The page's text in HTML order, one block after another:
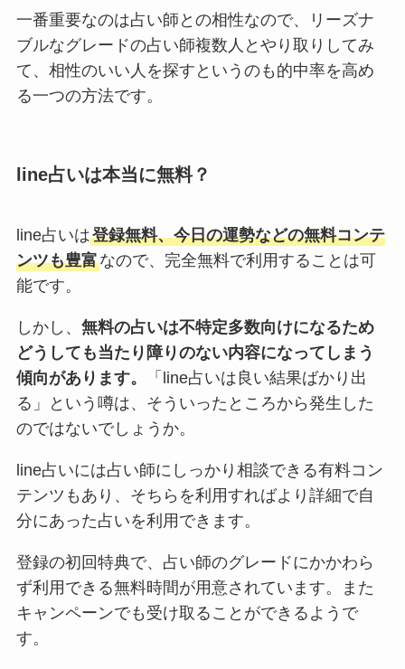
一番重要なのは占い師との相性なので、リーズナ
ブルなグレードの占い師複数人とやり取りしてみ
て、相性のいい人を探すというのも的中率を高め
る一つの方法です。
line占いは本当に無料？
line占いは登録無料、今日の運勢などの無料コンテ
ンツも豊富なので、完全無料で利用することは可
能です。
しかし、 無料の占いは不特定多数向けになるため
どうしても当たり障りのない内容になってしまう
傾向があります。
「line占いは良い結果ばかり出
る」という噂は、そういったところから発生した
のではないでしょうか。
line占いには占い師にしっかり相談できる有料コン
テンツもあり、そちらを利用すればより詳細で自
分にあった占いを利用できます。
登録の初回特典で、占い師のグレードにかかわら
ず利用できる無料時間が用意されています。また
キャンペーンでも受け取ることができるようで
す。